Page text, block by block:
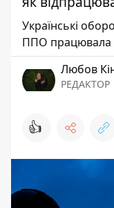
Українські
ППО працювала
Любов
РЕДАКТОР
👍